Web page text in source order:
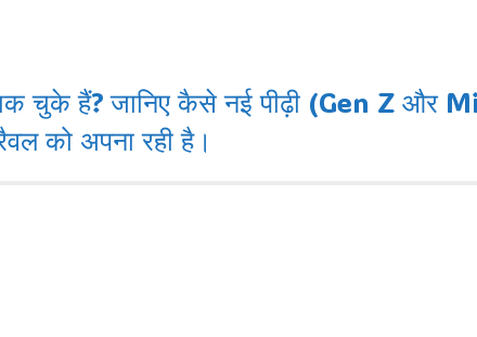
चुके हैं? जानिए कैसे नई पीढ़ी (Gen Z और
को अपना रही है।